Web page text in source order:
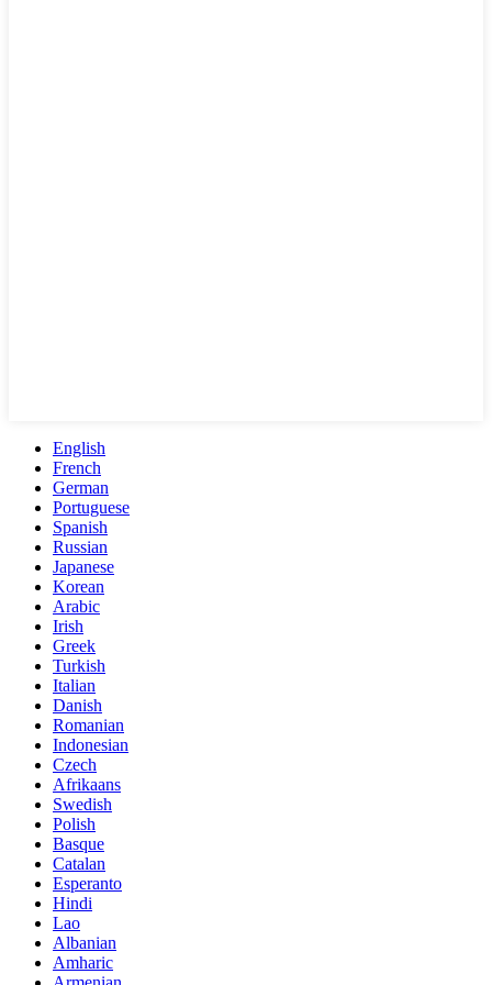
English
French
German
Portuguese
Spanish
Russian
Japanese
Korean
Arabic
Irish
Greek
Turkish
Italian
Danish
Romanian
Indonesian
Czech
Afrikaans
Swedish
Polish
Basque
Catalan
Esperanto
Hindi
Lao
Albanian
Amharic